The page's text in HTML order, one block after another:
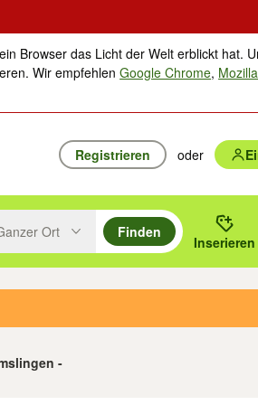
Browser das Licht der Welt erblickt hat.
Wir empfehlenGoogle Chrome,
Registrieren oder
oben/unten durchsuchen und mit
drücken um zu suchen, oder
Ort
Finden
Inserieren
-